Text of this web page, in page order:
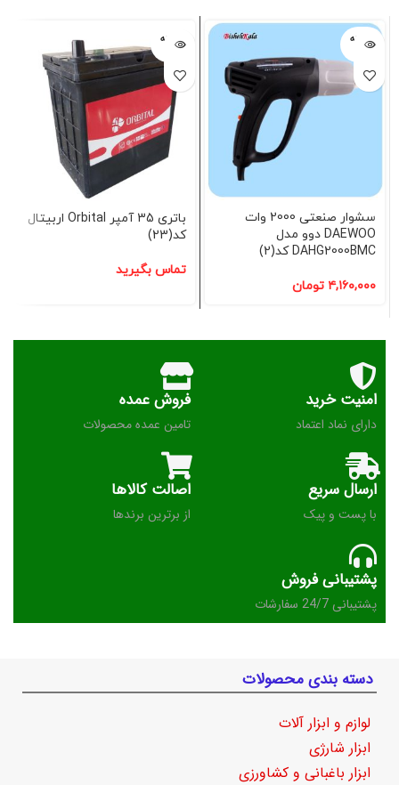
فروخته
شده
سشوار صنعتی 2000 وات
DAEWOO دوو مدل
DAHG2000BMC کد(2)
۴,۱۶۰,۰۰۰ تومان
فروخته
شده
باتری 35 آمپر Orbital اربیتال
کد(23)
تماس بگیرید
امنیت خرید
دارای نماد اعتماد
فروش عمده
تامین عمده محصولات
ارسال سریع
با پست و پیک
اصالت کالاها
از برترین برندها
پشتیبانی فروش
پشتیبانی 24/7 سفارشات
دسته بندی محصولات
لوازم و ابزار آلات
ابزار شارژی
ابزار باغبانی و کشاورزی